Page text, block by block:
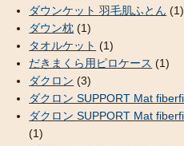
ダウンケット 羽毛肌ふとん (1)
ダウン枕 (1)
タオルケット (1)
だきまくら用ピロケース (1)
ダクロン (3)
ダクロン SUPPORT Mat
ダクロン SUPPORT Mat
(1)